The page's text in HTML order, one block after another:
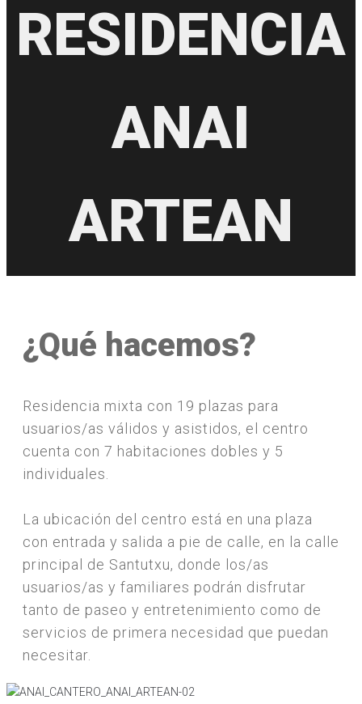
RESIDENCIA
ANAI
ARTEAN
¿Qué hacemos?
Residencia mixta con 19 plazas para
usuarios/as válidos y asistidos, el centro
cuenta con 7 habitaciones dobles y 5
individuales.
La ubicación del centro está en una plaza
con entrada y salida a pie de calle, en la calle
principal de Santutxu, donde los/as
usuarios/as y familiares podrán disfrutar
tanto de paseo y entretenimiento como de
servicios de primera necesidad que puedan
necesitar.